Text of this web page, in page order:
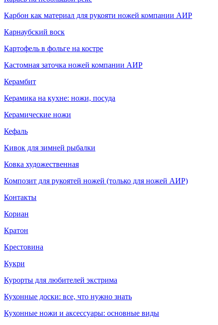
Карбон как материал для рукояти ножей компании АИР
Карнаубский воск
Картофель в фольге на костре
Кастомная заточка ножей компании АИР
Керамбит
Керамика на кухне: ножи, посуда
Керамические ножи
Кефаль
Кивок для зимней рыбалки
Ковка художественная
Композит для рукоятей ножей (только для ножей АИР)
Контакты
Кориан
Кратон
Крестовина
Кукри
Курорты для любителей экстрима
Кухонные доски: все, что нужно знать
Кухонные ножи и аксессуары: основные виды